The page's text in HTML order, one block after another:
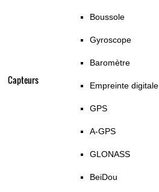
Capteurs
Boussole
Gyroscope
Baromètre
Empreinte digitale
GPS
A-GPS
GLONASS
BeiDou